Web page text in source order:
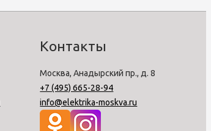
Контакты
Москва, Анадырский пр., д. 8
+7 (495) 665-28-94
info@elektrika-moskva.ru